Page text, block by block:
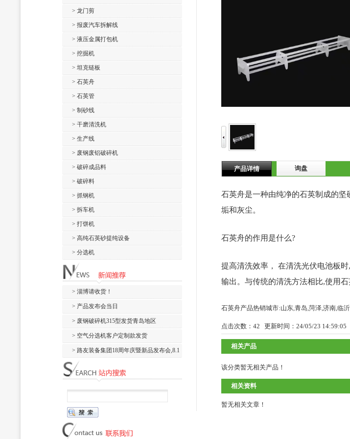
产品详情 询盘
石英舟是一种由纯净的石英制成的
垢和灰尘。
石英舟的作用是什么?
提高清洗效率， 在清洗光伏电池板
输出。与传统的清洗方法相比,使用
石英舟产品热销城市:山东,青岛,菏泽,济南,临
点击次数： 42 更新时间：24/05/23 14:59:05
相关产品
该分类暂无相关产品！
相关资料
暂无相关文章！
> 龙门剪
> 报废汽车拆解线
> 液压金属打包机
> 挖掘机
> 坦克链板
> 石英舟
> 石英管
> 制砂线
> 干磨清洗机
> 生产线
> 废钢废铝破碎机
> 破碎成品料
> 破碎料
> 抓钢机
> 拆车机
> 打饼机
> 高纯石英砂提纯设备
> 分选机
> 淄博请收货！
> 产品发布会当日
> 废钢破碎机315型发货青岛地区
> 空气分选机客户定制款发货
> 路友装备集团18周年庆暨新品发布会,8.1
新...